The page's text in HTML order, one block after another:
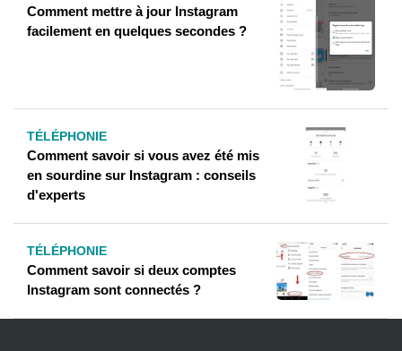
Comment mettre à jour Instagram
facilement en quelques secondes ?
TÉLÉPHONIE
Comment savoir si vous avez été mis
en sourdine sur Instagram : conseils
d'experts
TÉLÉPHONIE
Comment savoir si deux comptes
Instagram sont connectés ?